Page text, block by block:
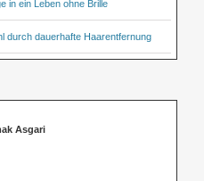
in ein Leben ohne Brille
durch dauerhafte Haarentfernung
Asgari